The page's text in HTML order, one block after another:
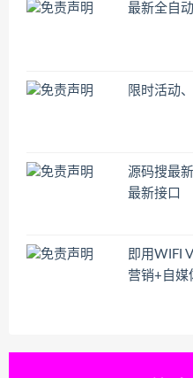
最新全自
限时活动
源码搜最
最新接口
即用WIFI
营销+自媒